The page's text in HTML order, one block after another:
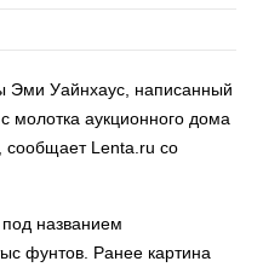
Эми Уайнхаус, написанный
молотка аукционного дома
сообщает Lenta.ru со
названием
фунтов. Ранее картина